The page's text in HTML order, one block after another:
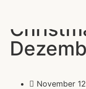
November